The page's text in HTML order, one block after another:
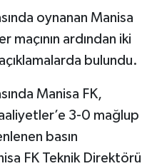
oynanan Manisa
ardından iki
bulundu.
Manisa FK,
3-0 mağlup
basın
FK Teknik Direktörü